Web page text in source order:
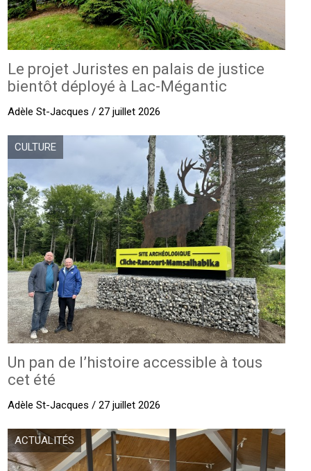
Le projet Juristes en palais de justice
bientôt déployé à Lac-Mégantic
Adèle St-Jacques / 27 juillet 2026
CULTURE
Un pan de l’histoire accessible à tous
cet été
Adèle St-Jacques / 27 juillet 2026
ACTUALITÉS